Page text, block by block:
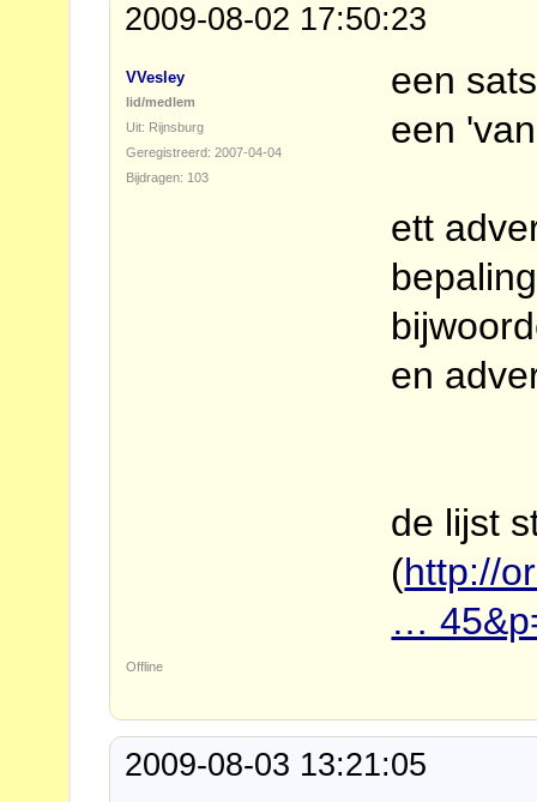
2009-08-02 17:50:23
VVesley
lid/medlem
Uit: Rijnsburg
Geregistreerd: 2007-04-04
Bijdragen: 103
een
een
ett
en
de lijst
(http://
…
Offline
2009-08-03 13:21:05